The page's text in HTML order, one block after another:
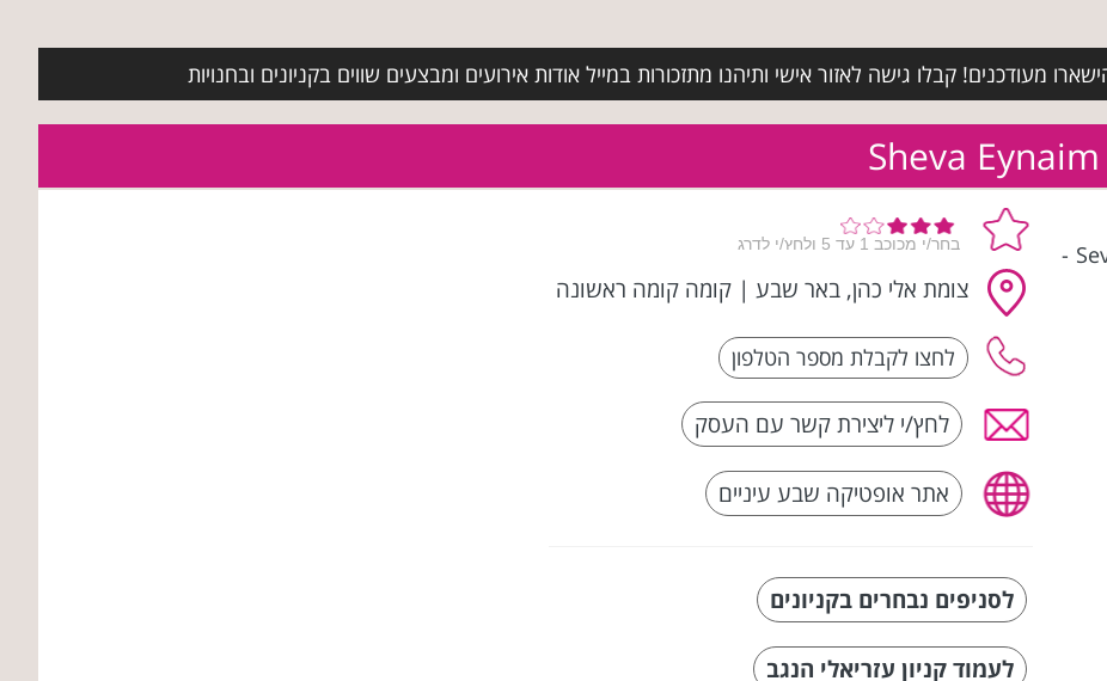
מעודכנים! קבלו גישה לאזור אישי ותיהנו מתזכורות במייל אודות אירועים ומבצעים שווים בקניונים ובחנויות
אופטיקה שבע עיניים | Seven Eyes Optics | 7 Eyes -
צומת אלי כהן, באר שבע | קומה קומה ראשונה
לחץ/י ליצירת קשר עם העסק
אתר אופטיקה שבע עיניים
לסניפים נבחרים בקניונים
לעמוד קניון עזריאלי הנגב